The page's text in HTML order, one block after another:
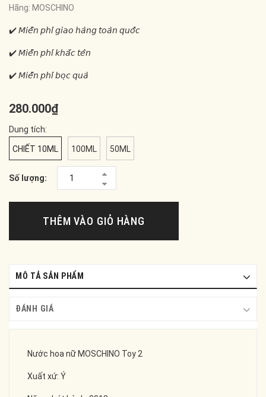
Hãng: MOSCHINO
✔️ 𝘔𝘪𝘦̂̃𝘯 𝘱𝘩𝘪́ 𝘨𝘪𝘢𝘰 𝘩𝘢̀𝘯𝘨 𝘵𝘰𝘢̀𝘯 𝘲𝘶𝘰̂́𝘤
✔️ 𝘔𝘪𝘦̂̃𝘯 𝘱𝘩𝘪́ 𝘬𝘩𝘢̆́𝘤 𝘵𝘦̂𝘯
✔️ 𝘔𝘪𝘦̂̃𝘯 𝘱𝘩𝘪́ 𝘣𝘰̣𝘤 𝘲𝘶𝘢̀
280.000₫
Dung tích:
CHIẾT 10ML 100ML 50ML
Số lượng:
THÊM VÀO GIỎ HÀNG
MÔ TẢ SẢN PHẨM
ĐÁNH GIÁ
Nước hoa nữ MOSCHINO Toy 2
Xuất xứ: Ý